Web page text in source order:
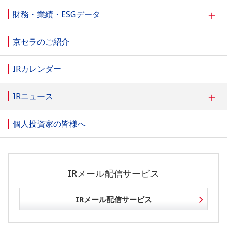
財務・業績・ESGデータ ＋
京セラのご紹介
IRカレンダー
IRニュース ＋
個人投資家の皆様へ
IRメール配信サービス
IRメール配信サービス